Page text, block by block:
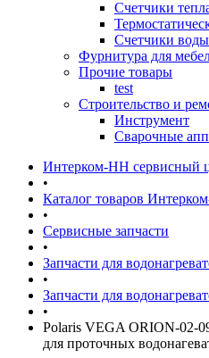
Счетчики
Счетчики воды
Фурнитура для
Прочие товары
test
Строительство и
Инструмент
Сварочные
Интерком-НН сервисный
•
Каталог товаров
•
Сервисные запчасти
•
Запчасти для
•
Запчасти для
•
Polaris VEGA ORION-02-
для проточных